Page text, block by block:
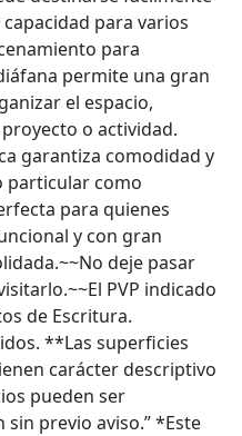
para varios
para
permite una gran
el espacio,
o actividad.
garantiza comodidad y
particular como
para quienes
y con gran
deje pasar
PVP indicado
de Escritura.
**Las superficies
carácter descriptivo
pueden ser
previo aviso.” *Este